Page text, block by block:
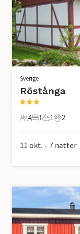
Sverige
Röstånga
4 Gäster
4
1 Sovrum
1
1 Badrum
1
2 Husdjur
2
11 okt. • 7 nätter